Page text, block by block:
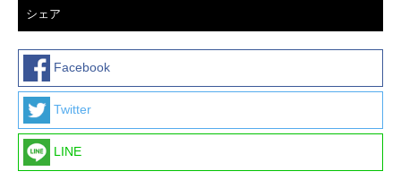
シェア
Facebook
Twitter
LINE